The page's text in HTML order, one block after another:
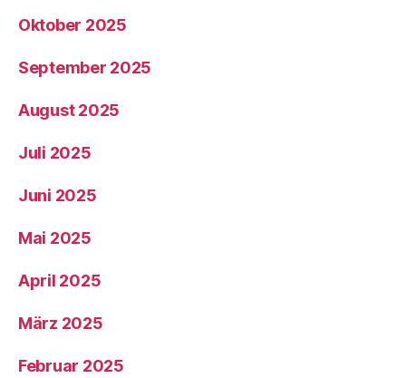
Oktober 2025
September 2025
August 2025
Juli 2025
Juni 2025
Mai 2025
April 2025
März 2025
Februar 2025